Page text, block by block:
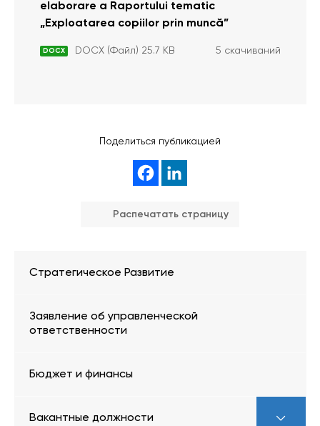
elaborare a Raportului tematic
„Exploatarea copiilor prin muncă”
DOCX DOCX (Файл) 25.7 KB 5 скачиваний
Поделиться публикацией
Распечатать страницу
Стратегическое Развитие
Заявление об управленческой
ответственности
Бюджет и финансы
Вакантные должности